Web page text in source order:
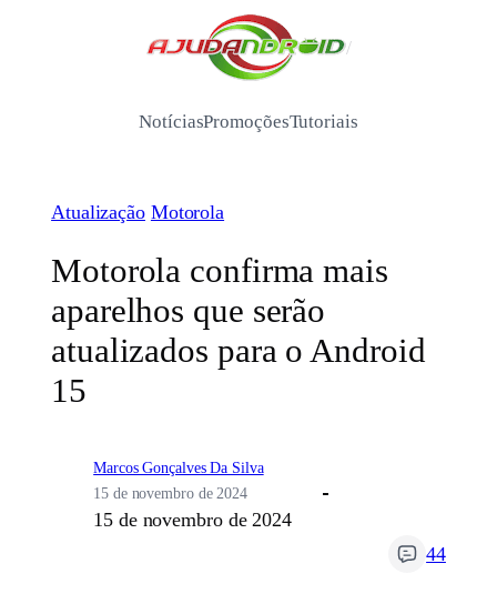
/
NotíciasPromoçõesTutoriais
Atualização Motorola
Motorola confirma mais
aparelhos que serão
atualizados para o Android
15
Marcos Gonçalves Da Silva
15 de novembro de 2024
15 de novembro de 2024
44